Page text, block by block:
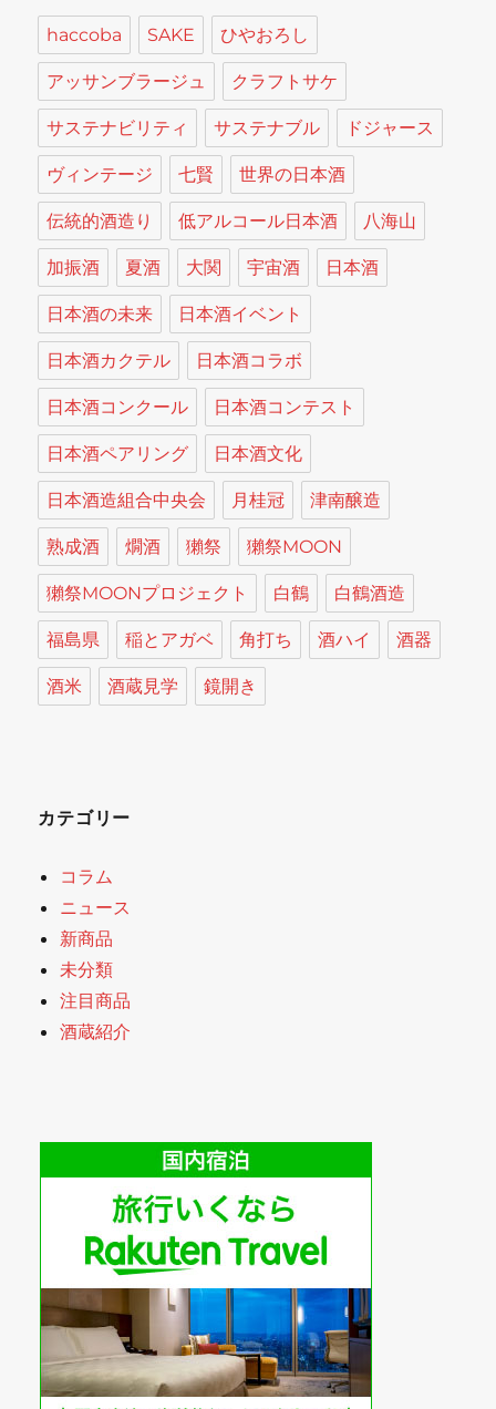
haccoba SAKE ひやおろし
アッサンブラージュ クラフトサケ
サステナビリティ サステナブル ドジャース
ヴィンテージ 七賢 世界の日本酒
伝統的酒造り 低アルコール日本酒 八海山
加振酒 夏酒 大関 宇宙酒 日本酒
日本酒の未来 日本酒イベント
日本酒カクテル 日本酒コラボ
日本酒コンクール 日本酒コンテスト
日本酒ペアリング 日本酒文化
日本酒造組合中央会 月桂冠 津南醸造
熟成酒 燗酒 獺祭 獺祭MOON
獺祭MOONプロジェクト 白鶴 白鶴酒造
福島県 稲とアガベ 角打ち 酒ハイ 酒器
酒米 酒蔵見学 鏡開き
カテゴリー
コラム
ニュース
新商品
未分類
注目商品
酒蔵紹介